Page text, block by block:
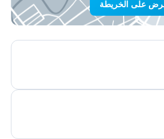
على الخريطة